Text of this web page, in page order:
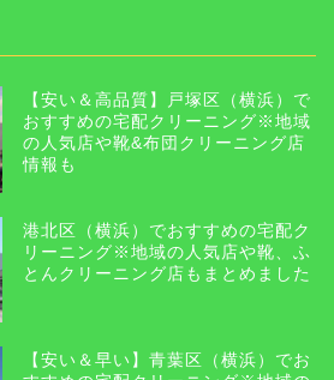
【安い＆高品質】戸塚区（横浜）で
おすすめの宅配クリーニング※地域
の人気店や靴&布団クリーニング店
情報も
港北区（横浜）でおすすめの宅配ク
リーニング※地域の人気店や靴、ふ
とんクリーニング店もまとめました
【安い＆早い】青葉区（横浜）でお